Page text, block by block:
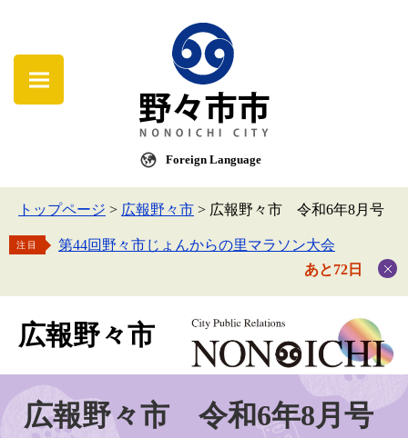
Foreign Language
トップページ > 広報野々市 > 広報野々市 令和6年8月号
注目
第44回野々市じょんからの里マラソン大会
あと72日
広報野々市
広報野々市 令和6年8月号